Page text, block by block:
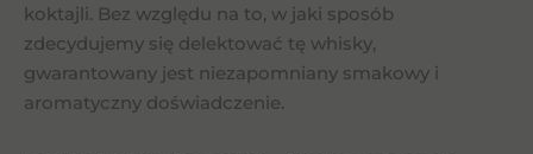
koktajli. Bez względu na to, w jaki sposób
zdecydujemy się delektować tę whisky,
gwarantowany jest niezapomniany smakowy i
aromatyczny doświadczenie.